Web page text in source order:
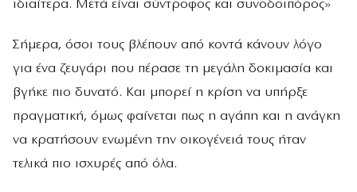
ιδιαίτερα. Μετά είναι σύντροφος και συνοδοιπόρος»
Σήμερα, όσοι τους βλέπουν από κοντά κάνουν λόγο
για ένα ζευγάρι που πέρασε τη μεγάλη δοκιμασία και
βγήκε πιο δυνατό. Και μπορεί η κρίση να υπήρξε
πραγματική, όμως φαίνεται πως η αγάπη και η ανάγκη
να κρατήσουν ενωμένη την οικογένειά τους ήταν
τελικά πιο ισχυρές από όλα.